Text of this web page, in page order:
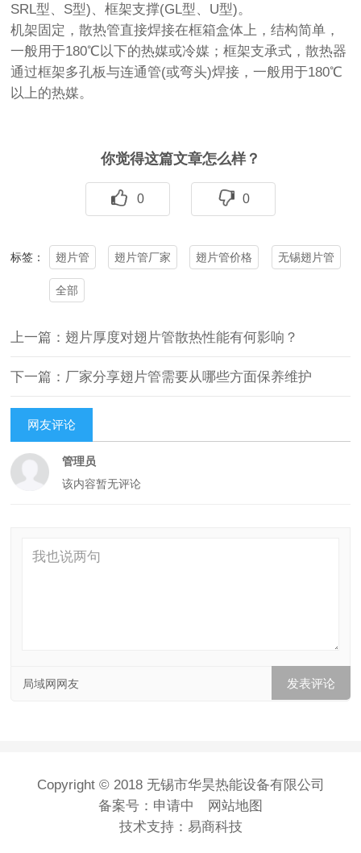
SRL型、S型)、框架支撑(GL型、U型)。
机架固定，散热管直接焊接在框箱盒体上，结构简单，
一般用于180℃以下的热媒或冷媒；框架支承式，散热器
通过框架多孔板与连通管(或弯头)焊接，一般用于180℃
以上的热媒。
你觉得这篇文章怎么样？
0 0
标签： 翅片管 翅片管厂家 翅片管价格 无锡翅片管
全部
上一篇：翅片厚度对翅片管散热性能有何影响？
下一篇：厂家分享翅片管需要从哪些方面保养维护
网友评论
管理员
该内容暂无评论
局域网网友
Copyright © 2018 无锡市华昊热能设备有限公司
备案号： 申请中
网站地图
技术支持： 易商科技